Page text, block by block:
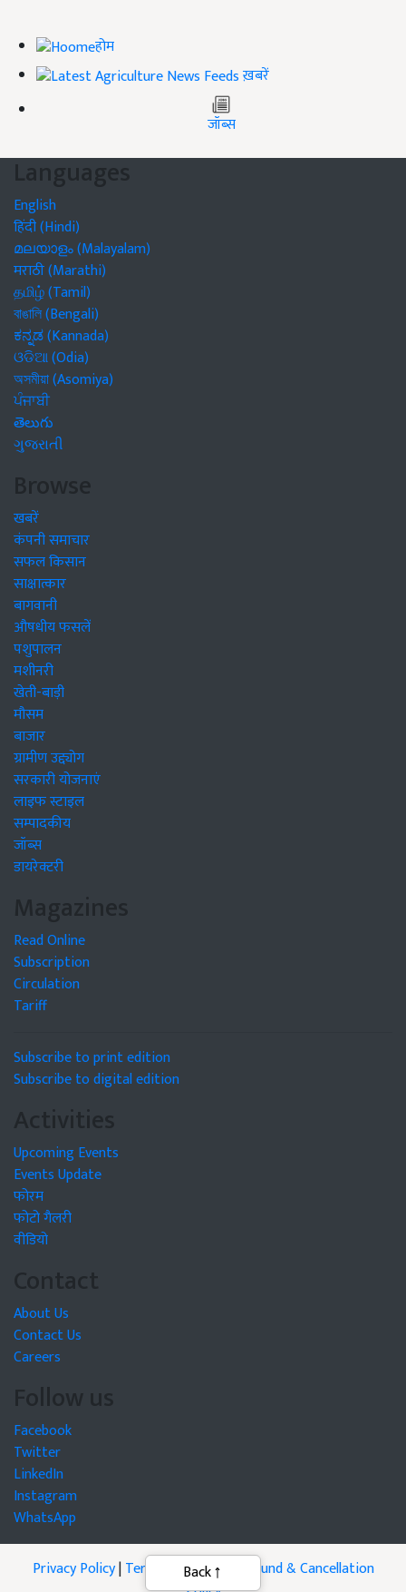
होम
ख़बरें
जॉब्स
Languages
English
हिंदी (Hindi)
മലയാളം (Malayalam)
मराठी (Marathi)
தமிழ் (Tamil)
বাঙালি (Bengali)
ಕನ್ನಡ (Kannada)
ଓଡିଆ (Odia)
অসমীয়া (Asomiya)
ਪੰਜਾਬੀ
తెలుగు
ગુજરાતી
Browse
खबरें
कंपनी समाचार
सफल किसान
साक्षात्कार
बागवानी
औषधीय फसलें
पशुपालन
मशीनरी
खेती-बाड़ी
मौसम
बाजार
ग्रामीण उद्द्योग
सरकारी योजनाएं
लाइफ स्टाइल
सम्पादकीय
जॉब्स
डायरेक्टरी
Magazines
Read Online
Subscription
Circulation
Tariff
Subscribe to print edition
Subscribe to digital edition
Activities
Upcoming Events
Events Update
फोरम
फोटो गैलरी
वीडियो
Contact
About Us
Contact Us
Careers
Follow us
Facebook
Twitter
LinkedIn
Instagram
WhatsApp
Privacy Policy|Terms of Service
Refund & Cancellation